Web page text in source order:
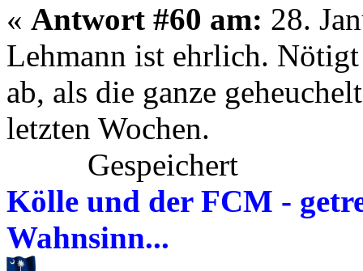
« Antwort #60 am: 28.
Lehmann ist ehrlich.
ab, als die ganze
letzten Wochen.
Gespeichert
Kölle und der FCM -
Wahnsinn...